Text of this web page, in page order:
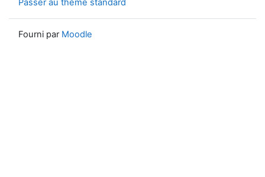
Passer au thème standard
Fourni par Moodle